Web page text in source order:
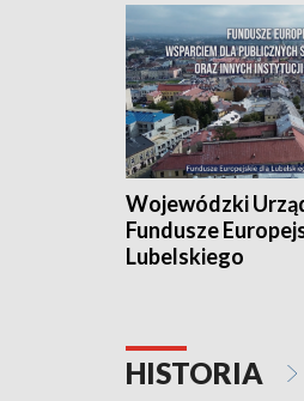
Wojewódzki
Fundusze
Lubelskiego
HISTORIA